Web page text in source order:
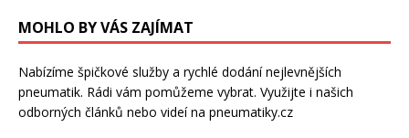
MOHLO BY VÁS ZAJÍMAT
Nabízíme špičkové služby a rychlé dodánínejlevnějších
pneumatik. Rádi vám pomůžeme vybrat. Využijte i našich
odborných článků nebo videí na pneumatiky.cz